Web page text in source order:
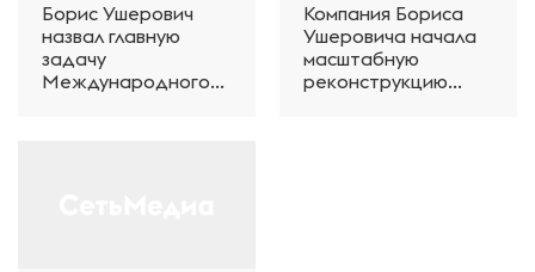
Борис Ушерович
назвал главную
задачу
Международного
Компания Бориса
Ушеровича начала
масштабную
реконструкцию